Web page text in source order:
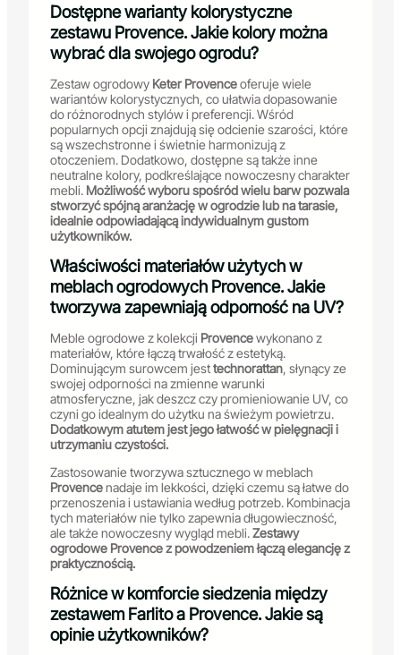
Dostępne warianty kolorystyczne
zestawu Provence. Jakie kolory można
wybrać dla swojego ogrodu?
Zestaw ogrodowy Keter Provenceoferuje wiele
wariantów kolorystycznych, co ułatwia dopasowanie
do różnorodnych stylów i preferencji. Wśród
popularnych opcji znajdują się odcienie szarości, które
są wszechstronne i świetnie harmonizują z
otoczeniem. Dodatkowo, dostępne są także inne
neutralne kolory, podkreślające nowoczesny charakter
mebli. Możliwość wyboru spośród wielu barw pozwala
stworzyć spójną aranżację w ogrodzie lub na tarasie,
idealnie odpowiadającą indywidualnym gustom
użytkowników.
Właściwości materiałów użytych w
meblach ogrodowych Provence. Jakie
tworzywa zapewniają odporność na UV?
Meble ogrodowe z kolekcji Provencewykonano z
materiałów, które łączą trwałość z estetyką.
Dominującym surowcem jesttechnorattan, słynący ze
swojej odporności na zmienne warunki
atmosferyczne, jak deszcz czy promieniowanie UV, co
czyni go idealnym do użytku na świeżym powietrzu.
Dodatkowym atutem jest jego łatwość w pielęgnacji i
utrzymaniu czystości.
Zastosowanie tworzywa sztucznego w meblach
Provencenadaje im lekkości, dzięki czemu są łatwe do
przenoszenia i ustawiania według potrzeb. Kombinacja
tych materiałów nie tylko zapewnia długowieczność,
ale także nowoczesny wygląd mebli.Zestawy
ogrodowe Provence z powodzeniem łączą elegancję z
praktycznością.
Różnice w komforcie siedzenia między
zestawem Farlito a Provence. Jakie są
opinie użytkowników?